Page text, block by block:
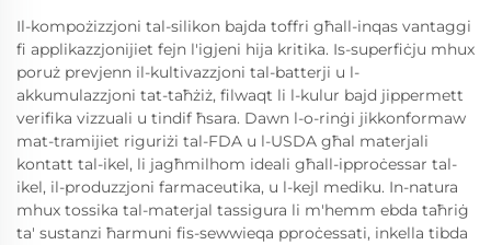
Il-kompożizzjoni tal-silikon bajda toffri għall-inqas vantaggi
fi applikazzjonijiet fejn l'igjeni hija kritika. Is-superfiċju mhux
poruż prevjenn il-kultivazzjoni tal-batterji u l-
akkumulazzjoni tat-taħżiż, filwaqt li l-kulur bajd jippermett
verifika vizzuali u tindif ħsara. Dawn l-o-rinġi jikkonformaw
mat-tramijiet riguriżi tal-FDA u l-USDA għal materjali
kontatt tal-ikel, li jagħmilhom ideali għall-ipproċessar tal-
ikel, il-produzzjoni farmaceutika, u l-kejl mediku. In-natura
mhux tossika tal-materjal tassigura li m'hemm ebda taħriġ
ta' sustanzi ħarmuni fis-sewwieqa pproċessati, inkella tibda